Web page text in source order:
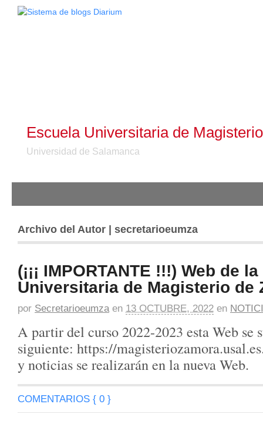
Escuela Universitaria de
Universidad de Salamanca
Archivo del Autor | secretarioeumza
(¡¡¡ IMPORTANTE !!!) Web de
Universitaria de Magisterio de
por Secretarioeumza en 13 OCTUBRE, 2022 en
A partir del curso 2022-2023 esta Web se
siguiente: https://
y noticias se realizarán en la nueva Web.
COMENTARIOS { 0 }